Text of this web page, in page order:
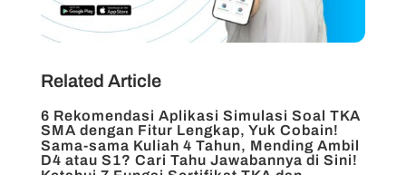
Related Article
6 Rekomendasi Aplikasi Simulasi Soal TKA
SMA dengan Fitur Lengkap, Yuk Cobain!
Sama-sama Kuliah 4 Tahun, Mending Ambil
D4 atau S1? Cari Tahu Jawabannya di Sini!